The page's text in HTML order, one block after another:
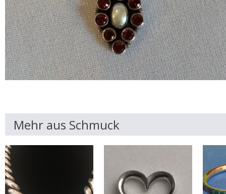
Mehr aus Schmuck